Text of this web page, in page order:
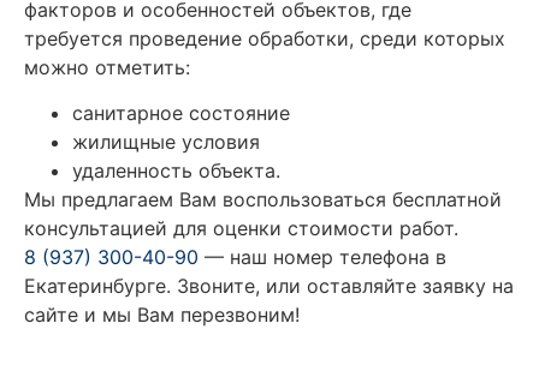
факторов и особенностей объектов, где
требуется проведение обработки, среди которых
можно отметить:
санитарное состояние
жилищные условия
удаленность объекта.
Мы предлагаем Вам воспользоваться бесплатной
консультацией для оценки стоимости работ.
8 (937) 300-40-90 — наш номер телефона в
Екатеринбурге. Звоните, или оставляйте заявку на
сайте и мы Вам перезвоним!